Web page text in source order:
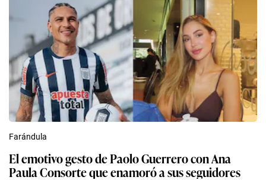
Farándula
El emotivo gesto de Paolo Guerrero con Ana
Paula Consorte que enamoró a sus seguidores